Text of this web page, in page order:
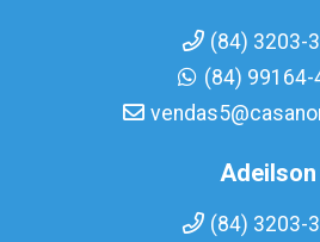
(84) 3203-
(84) 99164-
Adeilson
(84) 3203-